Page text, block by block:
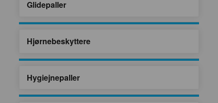
Glidepaller
Hjørnebeskyttere
Hygiejnepaller